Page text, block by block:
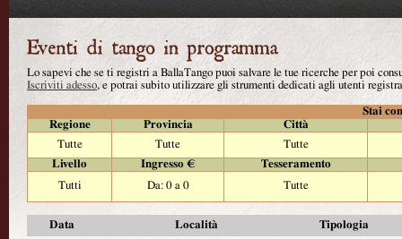
Lo sapevi che se ti registri a BallaTango puoi salvare le tue ricerche per poi
Iscriviti adesso, e potrai subito utilizzare gli strumenti dedicati agli utenti
Stai
Regione
Provincia
Città
Tutte
Tutte
Tutte
Livello
Ingresso €
Tesseramento
Tutti
Da: 0 a 0 Tutte
Data Località Tipologia